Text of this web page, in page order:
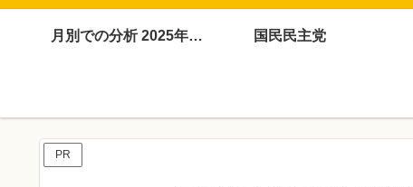
月別での分析 2025年4月～12月 国民民主党
PR